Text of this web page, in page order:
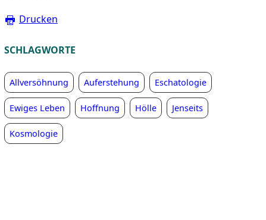
Drucken
SCHLAGWORTE
Allversöhnung Auferstehung Eschatologie
Ewiges Leben Hoffnung Hölle Jenseits
Kosmologie